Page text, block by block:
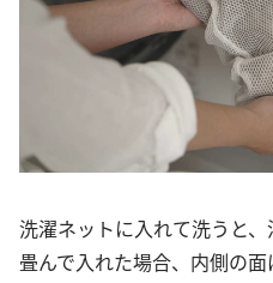
洗濯ネットに入れて洗うと、
畳んで入れた場合、内側の